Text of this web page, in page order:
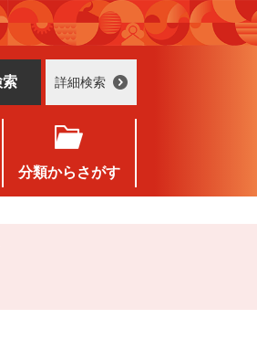
詳細検索
分類からさがす